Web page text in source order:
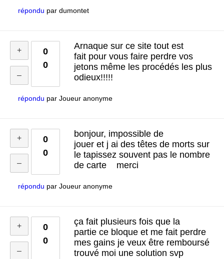
répondu par dumontet
0
0
Arnaque sur ce site tout est
fait pour vous faire perdre vos
jetons même les procédés les plus
odieux!!!!!
répondu par Joueur anonyme
0
0
bonjour, impossible de
jouer et j ai des têtes de morts sur
le tapissez souvent pas le nombre
de carte merci
répondu par Joueur anonyme
0
0
ça fait plusieurs fois que la
partie ce bloque et me fait perdre
mes gains je veux être remboursé
trouvé moi une solution svp